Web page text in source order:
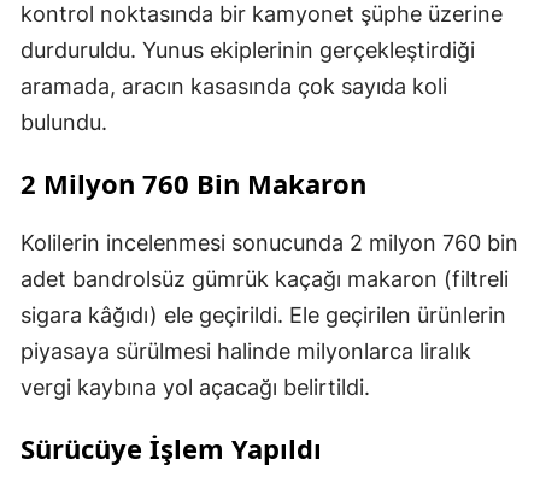
kontrol noktasında bir kamyonet şüphe üzerine
durduruldu. Yunus ekiplerinin gerçekleştirdiği
aramada, aracın kasasında çok sayıda koli
bulundu.
2 Milyon 760 Bin Makaron
Kolilerin incelenmesi sonucunda 2 milyon 760 bin
adet bandrolsüz gümrük kaçağı makaron (filtreli
sigara kâğıdı) ele geçirildi. Ele geçirilen ürünlerin
piyasaya sürülmesi halinde milyonlarca liralık
vergi kaybına yol açacağı belirtildi.
Sürücüye İşlem Yapıldı